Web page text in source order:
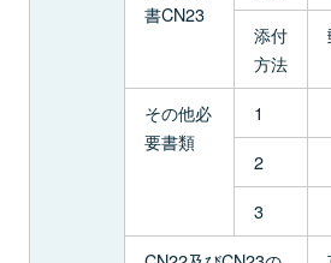
書CN23
添付
方法
その他必
要書類
1
2
3